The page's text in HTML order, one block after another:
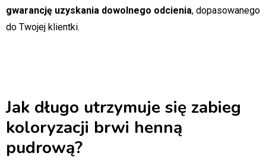
gwarancję uzyskania dowolnego odcienia, dopasowanego
do Twojej klientki.
Jak długo utrzymuje się zabieg
koloryzacji brwi henną
pudrową?